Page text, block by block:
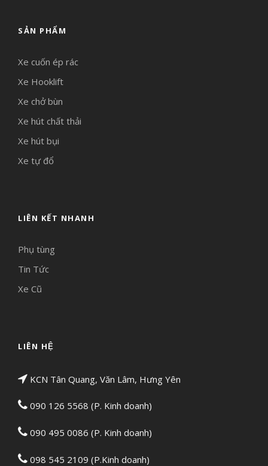
SẢN PHẨM
Xe cuốn ép rác
Xe Hooklift
Xe chở bùn
Xe hút chất thải
Xe hút bụi
Xe tự đổ
LIÊN KẾT NHANH
Phụ tùng
Tin Tức
Xe Cũ
LIÊN HỆ
KCN Tân Quang, Văn Lâm, Hưng Yên
090 126 5568 (P. Kinh doanh)
090 495 0086 (P. Kinh doanh)
098 545 2109 (P.Kinh doanh)